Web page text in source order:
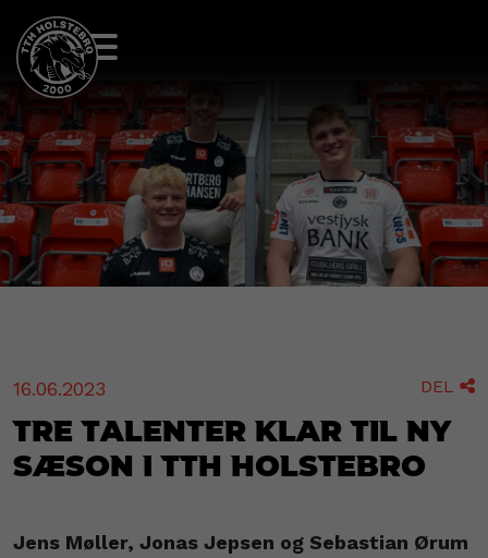
16.06.2023 DEL 
Tre talenter klar til ny
sæson i TTH Holstebro
Jens Møller, Jonas Jepsen og Sebastian Ørum